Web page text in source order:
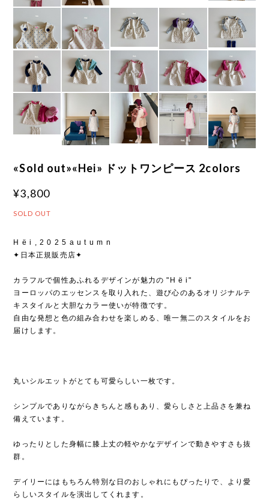
«Sold out»«Hei» ドットワンピース 2colors
¥3,800
SOLD OUT
H ë i , 2 0 2 5 a u t u m n
✦日本正規販売店✦
カラフルで個性あふれるデザインが魅力の "H ë i"
ヨーロッパのエッセンスを取り入れた、遊び心のあるオリジナルテ
キスタイルと大胆なカラー使いが特徴です。
自由な発想と色の組み合わせを楽しめる、唯一無二のスタイルをお
届けします。
丸いシルエットがとても可愛らしい一枚です。
シンプルでありながらきちんと感もあり、愛らしさと上品さを兼ね
備えています。
ゆったりとした身幅に膝上丈の軽やかなデザインで動きやすさも抜
群。
デイリーにはもちろん特別な日のおしゃれにもぴったりで、より愛
らしいスタイルを演出してくれます。